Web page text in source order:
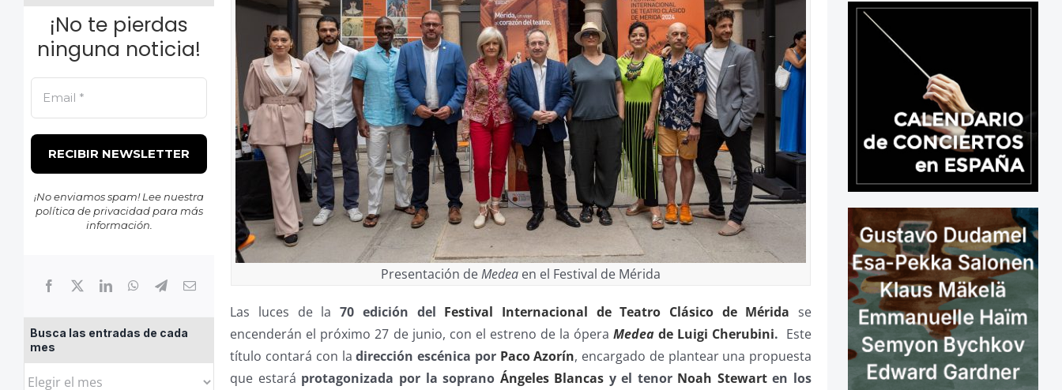
¡No te pierdas
ninguna noticia!
¡No enviamos spam! Lee nuestra
política de privacidadpara más
información.
Busca las entradas de cada
mes
Busca
Presentación deMedea en el Festival de Mérida
Las luces de la70 edición del Festival Internacional de Teatro Clásico de Mérida se
encenderán el próximo 27 de junio, con el estreno de la ópera Medea de Luigi Cherubini. Este
título contará con ladirección escénica por Paco Azorín, encargado de plantear una propuesta
que estará protagonizada por la soprano Ángeles Blancas y el tenor Noah Stewarten los